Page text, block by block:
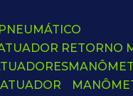
ATUADOR RETORNO
ATUADOR